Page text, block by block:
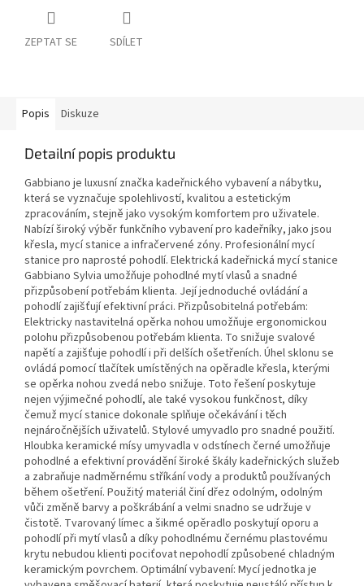
ZEPTAT SE SDÍLET
Popis Diskuze
Detailní popis produktu
Gabbiano je luxusní značka kadeřnického vybavení a nábytku,
která se vyznačuje spolehlivostí, kvalitou a estetickým
zpracováním, stejně jako vysokým komfortem pro uživatele.
Nabízí široký výběr funkčního vybavení pro kadeřníky, jako jsou
křesla, mycí stanice a infračervené zóny. Profesionální mycí
stanice pro naprosté pohodlí. Elektrická kadeřnická mycí stanice
Gabbiano Sylvia umožňuje pohodlné mytí vlasů a snadné
přizpůsobení potřebám klienta. Její jednoduché ovládání a
pohodlí zajišťují efektivní práci. Přizpůsobitelná potřebám:
Elektricky nastavitelná opěrka nohou umožňuje ergonomickou
polohu přizpůsobenou potřebám klienta. To snižuje svalové
napětí a zajišťuje pohodlí i při delších ošetřeních. Úhel sklonu se
ovládá pomocí tlačítek umístěných na opěradle křesla, kterými
se opěrka nohou zvedá nebo snižuje. Toto řešení poskytuje
nejen výjimečné pohodlí, ale také vysokou funkčnost, díky
čemuž mycí stanice dokonale splňuje očekávání i těch
nejnáročnějších uživatelů. Stylové umyvadlo pro snadné použití.
Hloubka keramické mísy umyvadla v odstínech černé umožňuje
pohodlné a efektivní provádění široké škály kadeřnických služeb
a zabraňuje nadměrnému stříkání vody a produktů používaných
během ošetření. Použitý materiál činí dřez odolným, odolným
vůči změně barvy a poškrábání a velmi snadno se udržuje v
čistotě. Tvarovaný límec a šikmé opěradlo poskytují oporu a
pohodlí při mytí vlasů a díky pohodlnému černému plastovému
krytu nebudou klienti pociťovat nepohodlí způsobené chladným
keramickým povrchem. Optimální vybavení: Mycí jednotka je